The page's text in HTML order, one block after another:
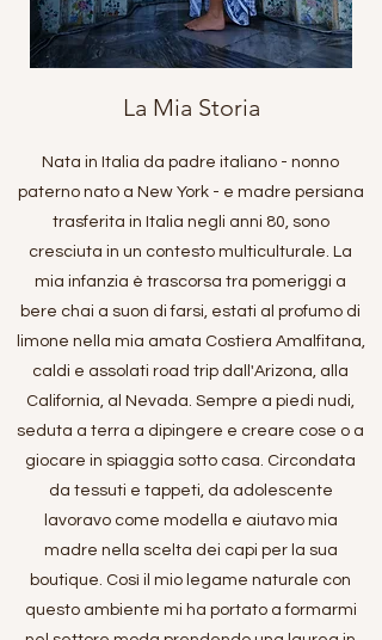
La Mia Storia
Nata in Italia da padre italiano - nonno
paterno nato a New York - e madre persiana
trasferita in Italia negli anni 80, sono
cresciuta in un contesto multiculturale. La
mia infanzia è trascorsa tra pomeriggi a
bere chai a suon di farsi, estati al profumo di
limone nella mia amata Costiera Amalfitana,
caldi e assolati road trip dall'Arizona, alla
California, al Nevada. Sempre a piedi nudi,
seduta a terra a dipingere e creare cose o a
giocare in spiaggia sotto casa. Circondata
da tessuti e tappeti, da adolescente
lavoravo come modella e aiutavo mia
madre nella scelta dei capi per la sua
boutique. Così il mio legame naturale con
questo ambiente mi ha portato a formarmi